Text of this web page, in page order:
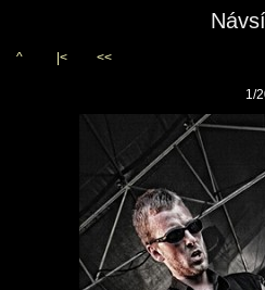
^ |< <<
1/